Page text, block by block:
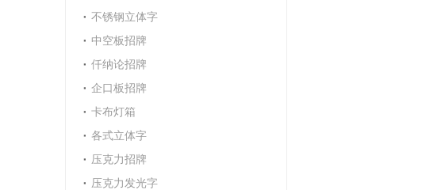
不锈钢立体字
中空板招牌
仟纳论招牌
企口板招牌
卡布灯箱
各式立体字
压克力招牌
压克力发光字